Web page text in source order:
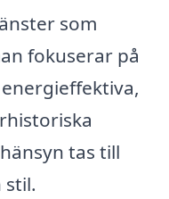
som
fokuserar på
tas till
stil.